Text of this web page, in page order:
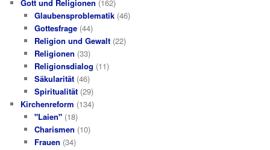
Gott und Religionen (162)
Glaubensproblematik(46)
Gottesfrage(44)
Religion und Gewalt(22)
Religionen (33)
Religionsdialog (11)
Säkularität(46)
Spiritualität(29)
Kirchenreform (134)
"Laien"(18)
Charismen (10)
Frauen (34)